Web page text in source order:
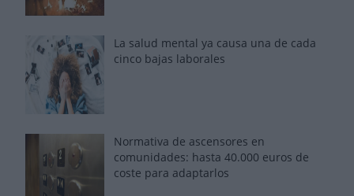
La salud mental ya causa una de cada
cinco bajas laborales
Normativa de ascensores en
comunidades: hasta 40.000 euros de
coste para adaptarlos